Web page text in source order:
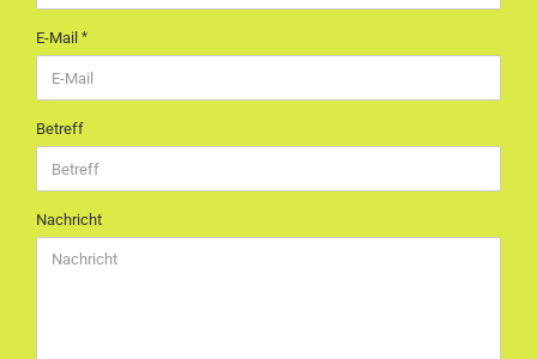
E-Mail
Betreff
Nachricht